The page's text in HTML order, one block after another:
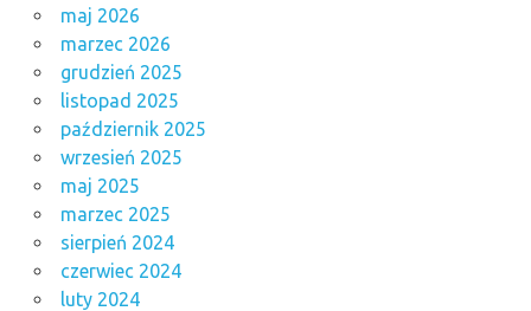
maj 2026
marzec 2026
grudzień 2025
listopad 2025
październik 2025
wrzesień 2025
maj 2025
marzec 2025
sierpień 2024
czerwiec 2024
luty 2024